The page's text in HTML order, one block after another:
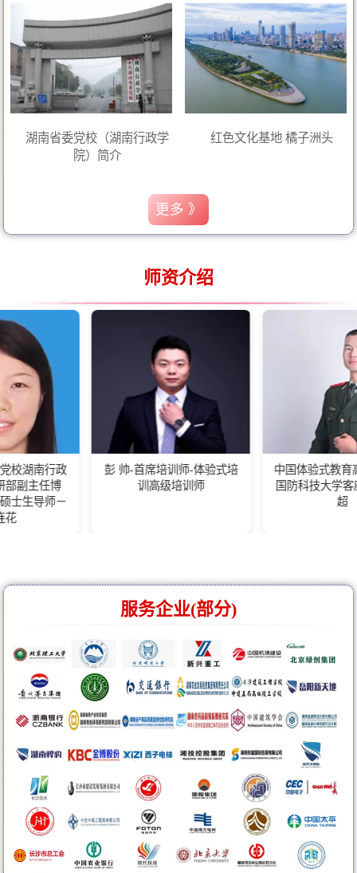
湖南省委党校（湖南行政学
院）简介
红色文化基地 橘子洲头
更多 》
师资介绍
彭 帅-首席培训师-体验式培
训高级培训师
中国体验式教育高级培训师-
国防科技大学客座教练王佰
服务企业(部分)